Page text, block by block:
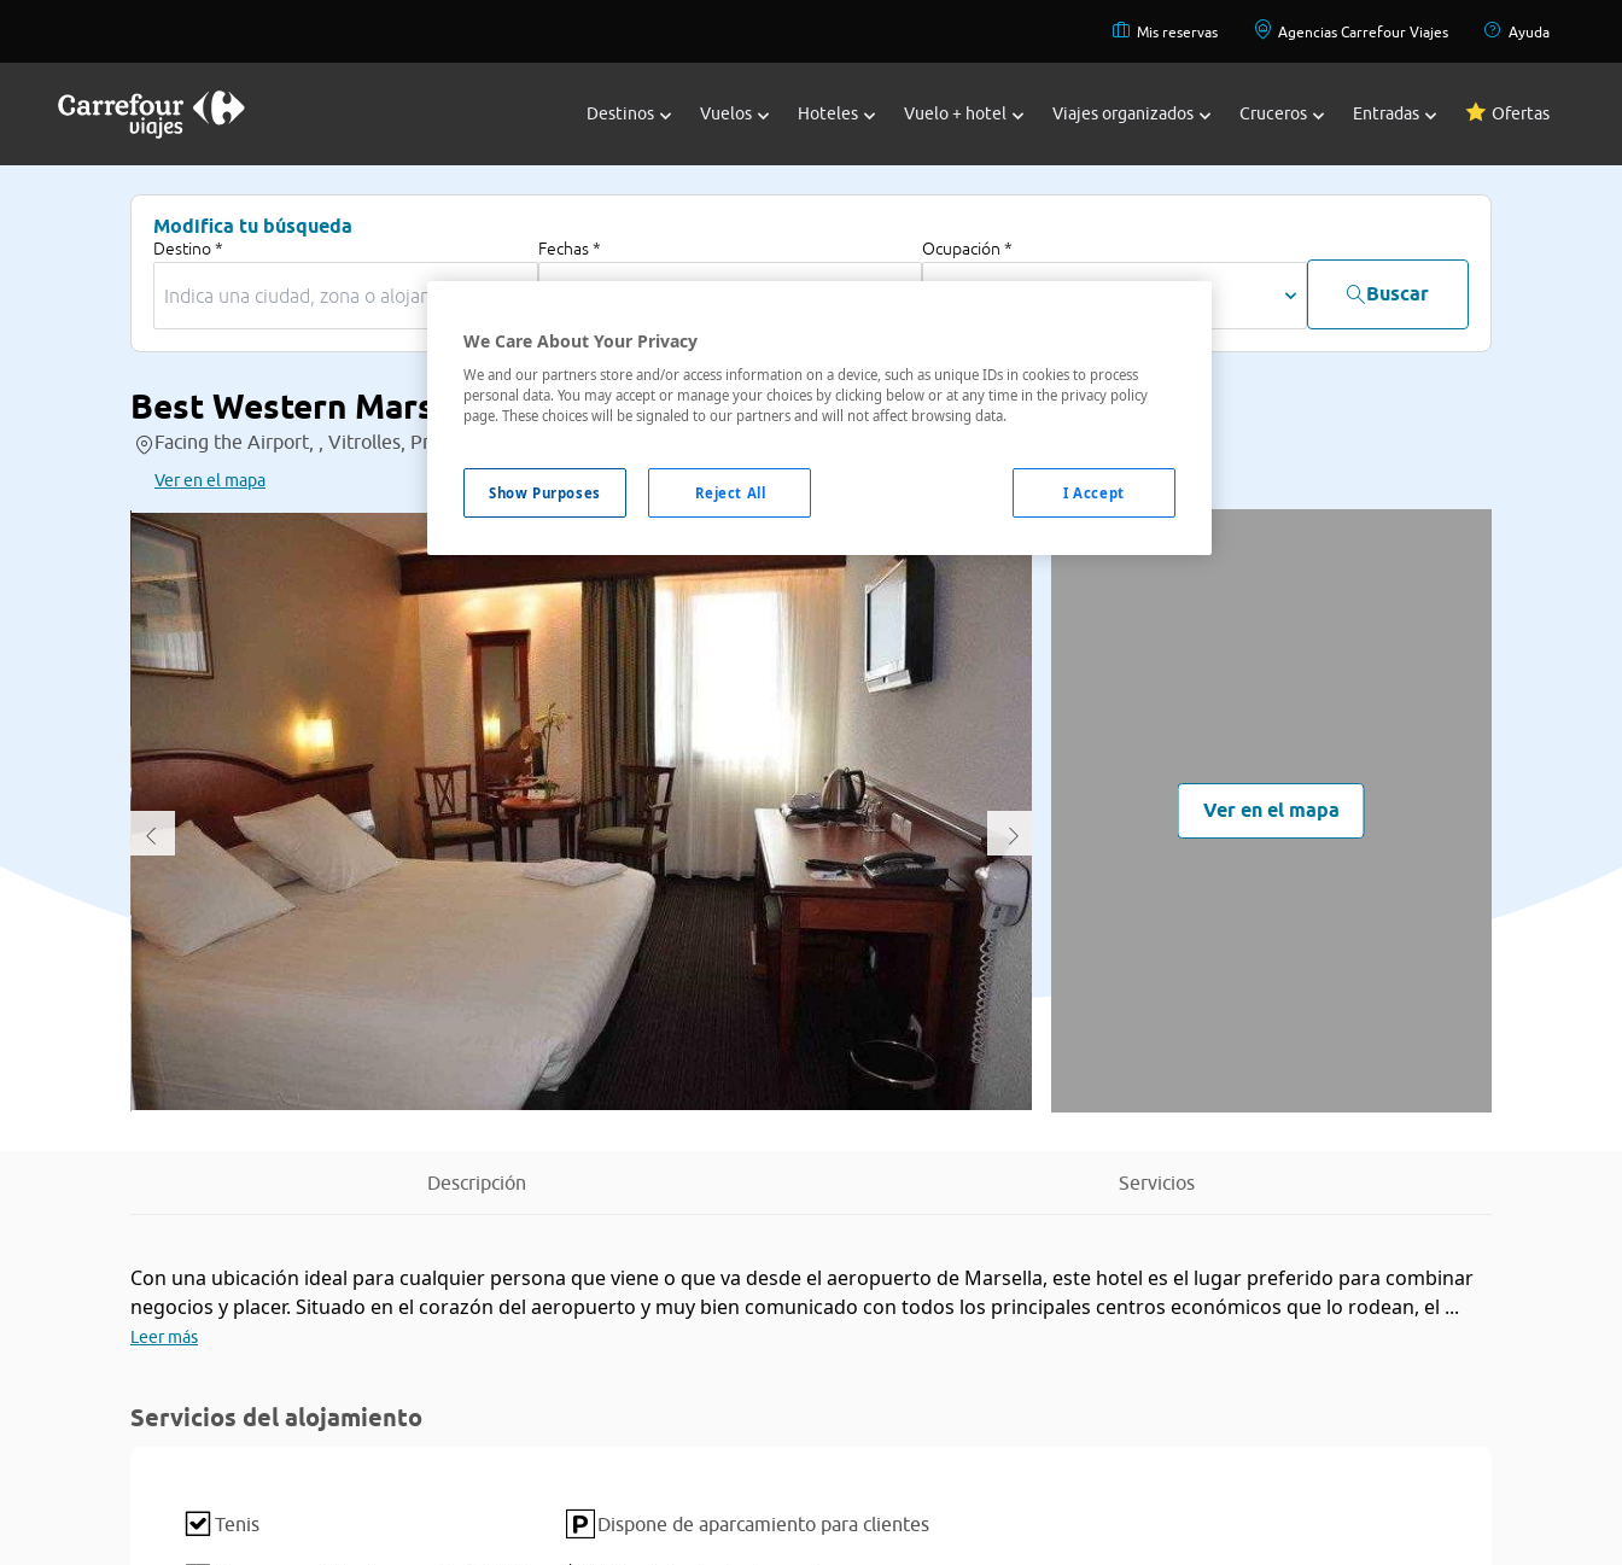
Mis reservas Agencias Carrefour Viajes Ayuda
Destinos Vuelos Hoteles Vuelo + hotel Viajes organizados Cruceros Entradas Ofertas
Modifica tu búsqueda
Destino * Fechas * Ocupación *
Buscar
Best Western Marseille Aeroport
Facing the Airport, , Vitrolles, Provenza-Alpes-Costa Azul, Francia
Ver en el mapa
Ver en el mapa
Descripción Servicios
Con una ubicación ideal para cualquier persona que viene o que va desde el aeropuerto de Marsella, este hotel es el lugar preferido para combinar
negocios y placer. Situado en el corazón del aeropuerto y muy bien comunicado con todos los principales centros económicos que lo rodean, el ...
Leer más
Servicios del alojamiento
Tenis Dispone de aparcamiento para clientes
We Care About Your Privacy
We and our partners store and/or access information on a device, such as unique IDs in cookies to process
personal data. You may accept or manage your choices by clicking below or at any time in the privacy policy
page. These choices will be signaled to our partners and will not affect browsing data.
Show Purposes Reject All I Accept